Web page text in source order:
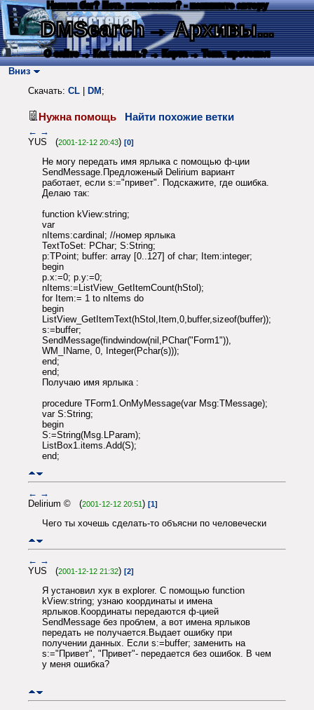
Нашли баг? Есть пожелания? - напишите автору
DMSearch→ Архивы...
О сайте → Как искать? → Карта → Текс. протокол
Вниз
Скачать: CL DM ;
Нужна помощь Найти похожие ветки
← →
YUS (2001-12-12 20:43) [0]
Не могу передать имя ярлыка с помощью ф-ции
SendMessage.Предложеный Delirium вариант
работает, если s:="привет". Подскажите, где ошибка.
Делаю так:
function kView:string;
var
nItems:cardinal; //номер ярлыка
TextToSet: PChar; S:String;
p:TPoint; buffer: array [0..127] of char; Item:integer;
begin
p.x:=0; p.y:=0;
nItems:=ListView_GetItemCount(hStol);
for Item:= 1 to nItems do
begin
ListView_GetItemText(hStol,Item,0,buffer,sizeof(buffer));
s:=buffer;
SendMessage(findwindow(nil,PChar("Form1")),
WM_IName, 0, Integer(Pchar(s)));
end;
end;
Получаю имя ярлыка :
procedure TForm1.OnMyMessage(var Msg:TMessage);
var S:String;
begin
S:=String(Msg.LParam);
ListBox1.items.Add(S);
end;
← →
Delirium © (2001-12-12 20:51) [1]
Чего ты хочешь сделать-то объясни по человечески
← →
YUS (2001-12-12 21:32) [2]
Я установил хук в explorer. С помощью function
kView:string; узнаю координаты и имена
ярлыков.Координаты передаются ф-цией
SendMessage без проблем, а вот имена ярлыков
передать не получается.Выдает ошибку при
получении данных. Если s:=buffer; заменить на
s:="Привет", "Привет"- передается без ошибок. В чем
у меня ошибка?